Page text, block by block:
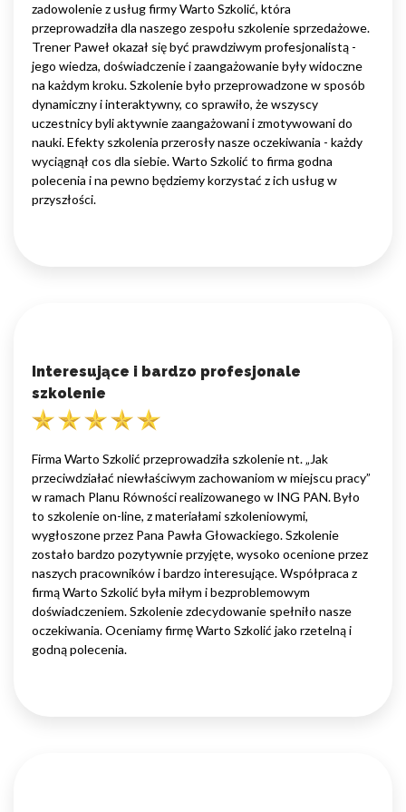
zadowolenie z usług firmy Warto Szkolić, która
przeprowadziła dla naszego zespołu szkolenie sprzedażowe.
Trener Paweł okazał się być prawdziwym profesjonalistą -
jego wiedza, doświadczenie i zaangażowanie były widoczne
na każdym kroku. Szkolenie było przeprowadzone w sposób
dynamiczny i interaktywny, co sprawiło, że wszyscy
uczestnicy byli aktywnie zaangażowani i zmotywowani do
nauki. Efekty szkolenia przerosły nasze oczekiwania - każdy
wyciągnął cos dla siebie. Warto Szkolić to firma godna
polecenia i na pewno będziemy korzystać z ich usług w
przyszłości.
Interesujące i bardzo profesjonale
szkolenie
Firma Warto Szkolić przeprowadziła szkolenie nt. „Jak
przeciwdziałać niewłaściwym zachowaniom w miejscu pracy”
w ramach Planu Równości realizowanego w ING PAN. Było
to szkolenie on-line, z materiałami szkoleniowymi,
wygłoszone przez Pana Pawła Głowackiego. Szkolenie
zostało bardzo pozytywnie przyjęte, wysoko ocenione przez
naszych pracowników i bardzo interesujące. Współpraca z
firmą Warto Szkolić była miłym i bezproblemowym
doświadczeniem. Szkolenie zdecydowanie spełniło nasze
oczekiwania. Oceniamy firmę Warto Szkolić jako rzetelną i
godną polecenia.